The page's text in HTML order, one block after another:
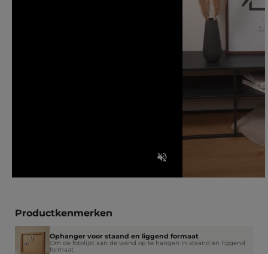
Productkenmerken
Ophanger voor staand en liggend formaat
Om de fotolijst aan de wand op te hangen in staand en liggend
formaat